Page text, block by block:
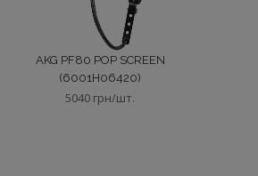
AKG PF80 POP SCREEN
(6001H06420)
5040 грн/шт.